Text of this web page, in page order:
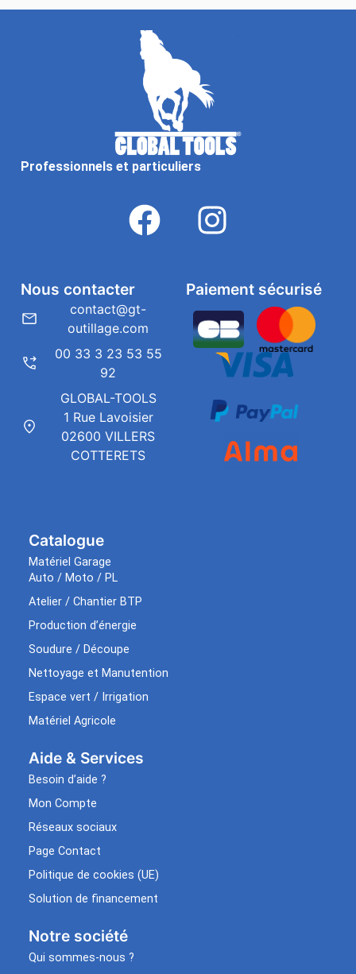
Professionnels et particuliers
Catalogue
Matériel Garage
Auto / Moto / PL
Atelier / Chantier BTP
Production d’énergie
Soudure / Découpe
Nettoyage et Manutention
Espace vert / Irrigation
Matériel Agricole
Aide & Services​
Besoin d’aide ?
Mon Compte
Réseaux sociaux
Page Contact
Politique de cookies (UE)
Solution de financement
Notre société
Qui sommes-nous ?
Paiement sécurisé
Nous contacter
contact@gt-
outillage.com
00 33 3 23 53 55
92
GLOBAL-TOOLS
1 Rue Lavoisier
02600 VILLERS
COTTERETS